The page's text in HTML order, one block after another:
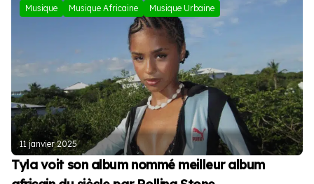
Musique Musique Africaine Musique Urbaine
11 janvier 2025
Tyla voit son album nommé meilleur album